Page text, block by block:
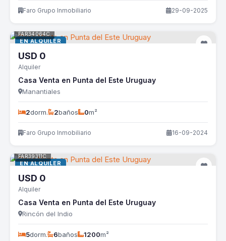
Faro Grupo Inmobiliario 29-09-2025
EN ALQUILER
FAR34064C
USD 0
Alquiler
Casa Venta en Punta del Este Uruguay
Manantiales
2dorm. 2baños 0m²
Faro Grupo Inmobiliario 16-09-2024
EN ALQUILER
FAR39311C
USD 0
Alquiler
Casa Venta en Punta del Este Uruguay
Rincón del Indio
5dorm. 6baños 1200m²